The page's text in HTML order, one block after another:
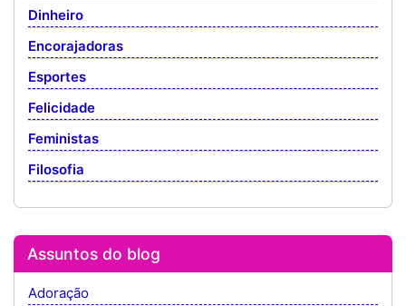
Dinheiro
Encorajadoras
Esportes
Felicidade
Feministas
Filosofia
Assuntos do blog
Adoração